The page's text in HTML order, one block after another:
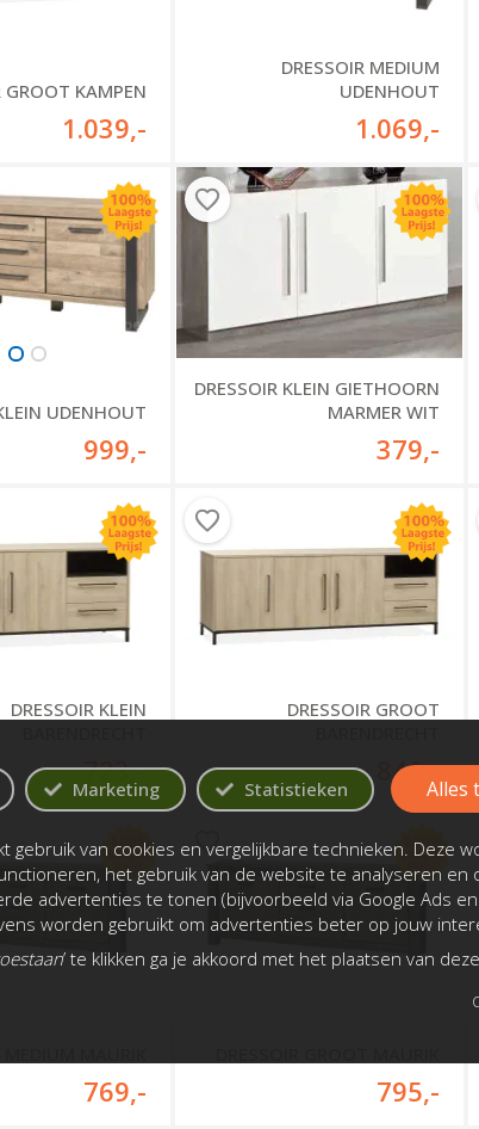
GROOT KAMPEN
1.039,-
DRESSOIR MEDIUM
UDENHOUT
1.069,-
UDENHOUT
999,-
DRESSOIR KLEIN GIETHOORN
MARMER WIT
379,-
DRESSOIR KLEIN
723,-
DRESSOIR GROOT
841,-
769,- 795,-
Marketing Statistieken
gebruik van cookies en vergelijkbare technieken. Deze
het gebruik van de website te analyseren
advertenties te tonen (bijvoorbeeld via Google Ads
worden gebruikt om advertenties beter op jouw
’ te klikken ga je akkoord met het plaatsen van
Alles